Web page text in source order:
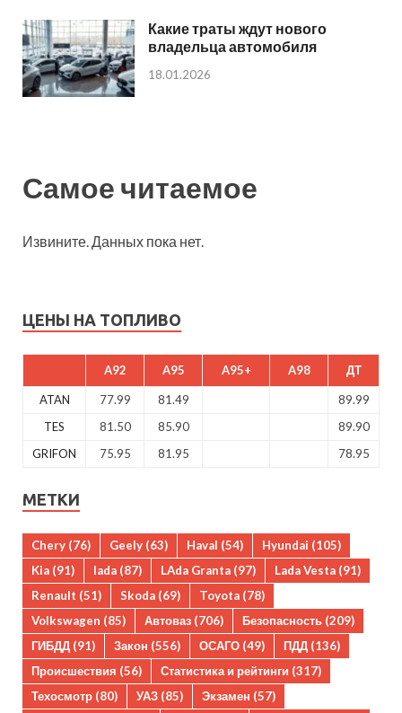
Какие траты ждут нового
владельца автомобиля
18.01.2026
Самое читаемое
Извините. Данных пока нет.
ЦЕНЫ НА ТОПЛИВО
A92 A95 A95+ A98 ДТ
ATAN 77.99 81.49
89.99
TES
81.50 85.90
89.90
GRIFON
75.95 81.95 78.95
МЕТКИ
Chery (76) Geely (63) Haval (54) Hyundai (105)
Kia (91) lada (87) LAda Granta (97) Lada Vesta (91)
Renault (51) Skoda (69) Toyota (78)
Volkswagen (85) Автоваз (706) Безопасность (209)
ГИБДД (91) Закон (556) ОСАГО (49) ПДД (136)
Происшествия (56) Статистика и рейтинги (317)
Техосмотр (80) УАЗ (85) Экзамен (57)